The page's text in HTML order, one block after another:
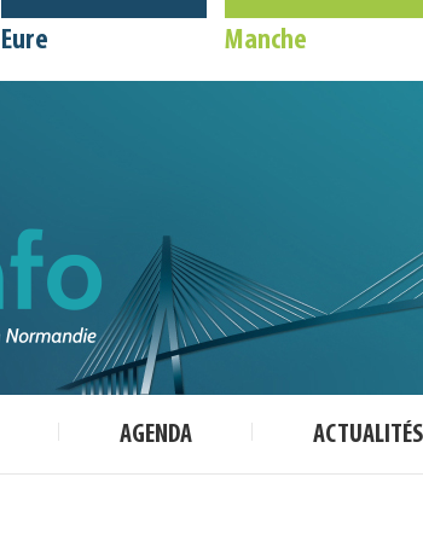
Eure Manche
AGENDA ACTUALITÉS